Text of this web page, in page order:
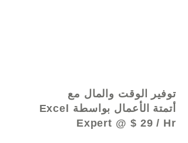
توفير الوقت والمال مع
أتمتة الأعمال بواسطة Excel
Expert @ $ 29 / Hr